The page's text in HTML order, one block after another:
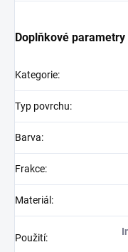
Doplňkové parametry
Kategorie:
Typ povrchu:
Barva:
Frakce:
Materiál :
Použití: